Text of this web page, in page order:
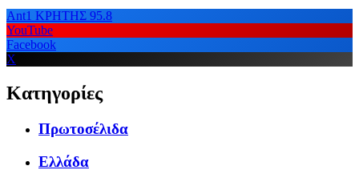
Ant1 ΚΡΗΤΗΣ 95.8
YouTube
Facebook
X
Κατηγορίες
Πρωτοσέλιδα
Ελλάδα